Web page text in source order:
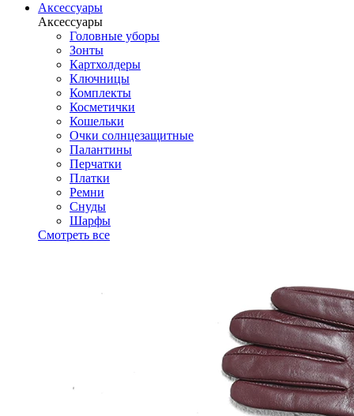
Аксессуары
Аксессуары
Головные уборы
Зонты
Картхолдеры
Ключницы
Комплекты
Косметички
Кошельки
Очки солнцезащитные
Палантины
Перчатки
Платки
Ремни
Снуды
Шарфы
Смотреть все